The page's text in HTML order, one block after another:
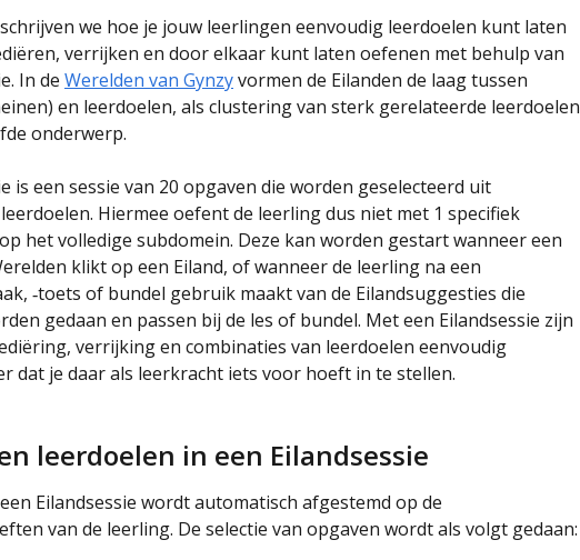
we hoe je jouw leerlingen eenvoudig leerdoelen kunt laten
verrijken en door elkaar kunt laten oefenen met behulp van
In de Werelden van Gynzy vormen de Eilanden de laag tussen
en leerdoelen, als clustering van sterk gerelateerde leerdoelen
onderwerp.
is een sessie van 20 opgaven die worden geselecteerd uit
Hiermee oefent de leerling dus niet met 1 specifiek
het volledige subdomein. Deze kan worden gestart wanneer een
klikt op een Eiland, of wanneer de leerling na een
‑toets of bundel gebruik maakt van de Eilandsuggesties die
gedaan en passen bij de les of bundel. Met een Eilandsessie zijn
verrijking en combinaties van leerdoelen eenvoudig
dat je daar als leerkracht iets voor hoeft in te stellen.
leerdoelen in een Eilandsessie
Eilandsessie wordt automatisch afgestemd op de
van de leerling. De selectie van opgaven wordt als volgt gedaan: